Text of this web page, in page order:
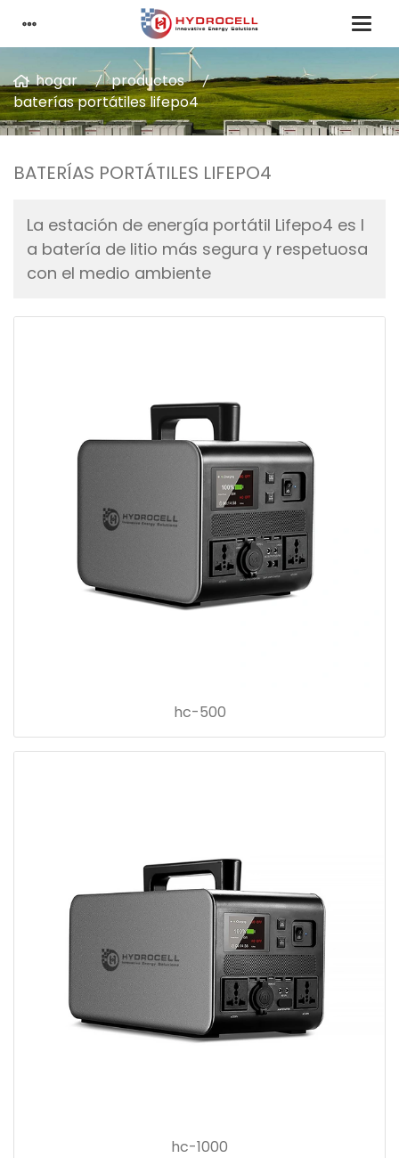
hogar
productos
baterías portátiles lifepo4
BATERÍAS PORTÁTILES LIFEPO4
La estación de energía portátil Lifepo4 es l
a batería de litio más segura y respetuosa
con el medio ambiente
hc-500
hc-1000